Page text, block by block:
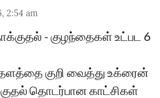
2:54 am
- குழந்தைகள் உட்பட 6
குறி வைத்து உக்ரைன்
தொடர்பான காட்சிகள்